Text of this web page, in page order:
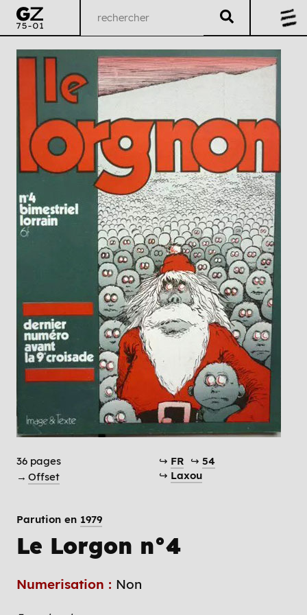
36 pages
→ Offset
↪ FR ↪ 54
↪ Laxou
Parution en 1979
Le Lorgon n°4
Numerisation : Non